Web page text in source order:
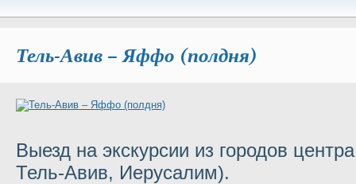
Тель-Авив – Яффо (полдня)
Выезд на экскурсии из городов
Тель-Авив, Иерусалим).